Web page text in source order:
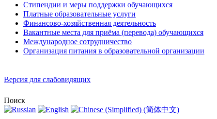
Стипендии и меры поддержки обучающихся
Платные образовательные услуги
Финансово-хозяйственная деятельность
Вакантные места для приёма (перевода) обучающихся
Международное сотрудничество
Организация питания в образовательной организации
Версия для слабовидящих
Поиск